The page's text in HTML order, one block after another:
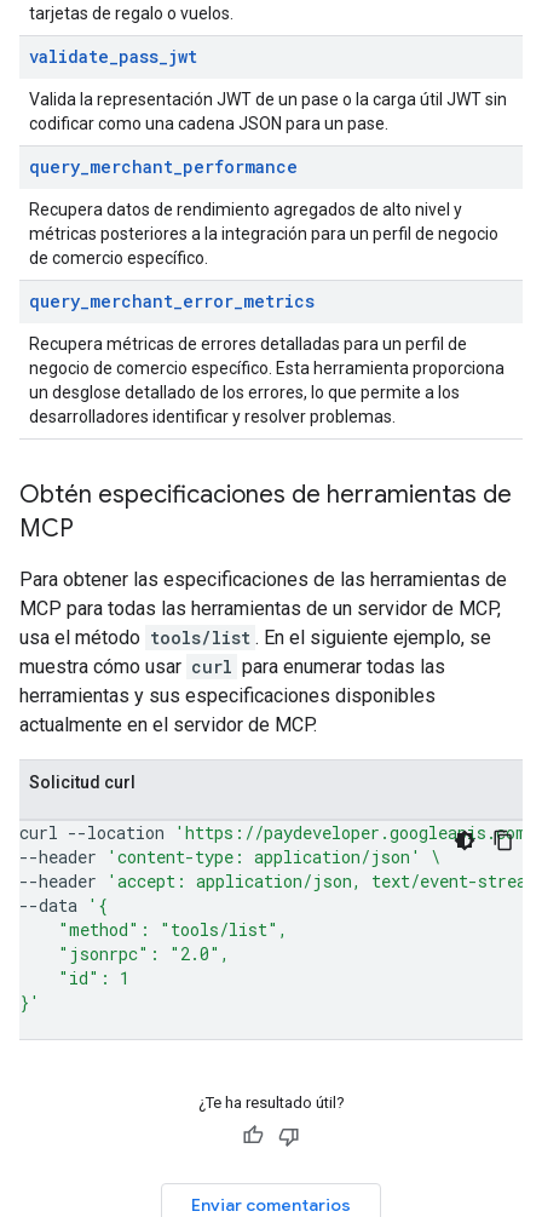
tarjetas de regalo o vuelos.
validate_pass_jwt
Valida la representación JWT de un pase o la carga útil JWT sin
codificar como una cadena JSON para un pase.
query_merchant_performance
Recupera datos de rendimiento agregados de alto nivel y
métricas posteriores a la integración para un perfil de negocio
de comercio específico.
query_merchant_error_metrics
Recupera métricas de errores detalladas para un perfil de
negocio de comercio específico. Esta herramienta proporciona
un desglose detallado de los errores, lo que permite a los
desarrolladores identificar y resolver problemas.
Obtén especificaciones de herramientas de
MCP
Para obtener las especificaciones de las herramientas de
MCP para todas las herramientas de un servidor de MCP,
usa el método tools/list . En el siguiente ejemplo, se
muestra cómo usar curl para enumerar todas las
herramientas y sus especificaciones disponibles
actualmente en el servidor de MCP.
Solicitud curl
curl --location
'https://paydeveloper.googleapis.com/
--header
'content-type: application/json'
\
--header
'accept: application/json, text/event-
--data '{
    "method": "tools/list",
    "jsonrpc": "2.0",
    "id": 1
}'
¿Te ha resultado útil?
Enviar comentarios